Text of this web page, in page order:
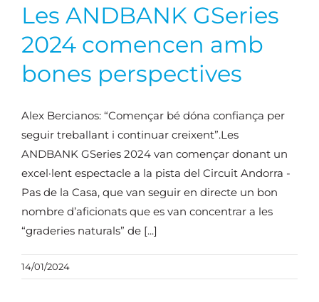
Les ANDBANK GSeries
2024 comencen amb
bones perspectives
Alex Bercianos: “Començar bé dóna confiança per
seguir treballant i continuar creixent”.Les
ANDBANK GSeries 2024 van començar donant un
excel·lent espectacle a la pista del Circuit Andorra -
Pas de la Casa, que van seguir en directe un bon
nombre d’aficionats que es van concentrar a les
“graderies naturals” de [...]
14/01/2024